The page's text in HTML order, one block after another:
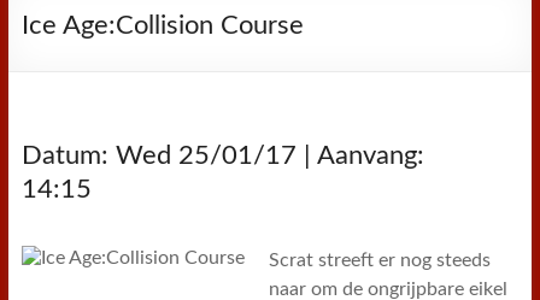
Ice Age:Collision Course
Datum: Wed 25/01/17 | Aanvang:
14:15
Scrat streeft er nog steeds
naar om de ongrijpbare eikel